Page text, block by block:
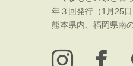
年３回発行（1月25
熊本県内、福岡県南